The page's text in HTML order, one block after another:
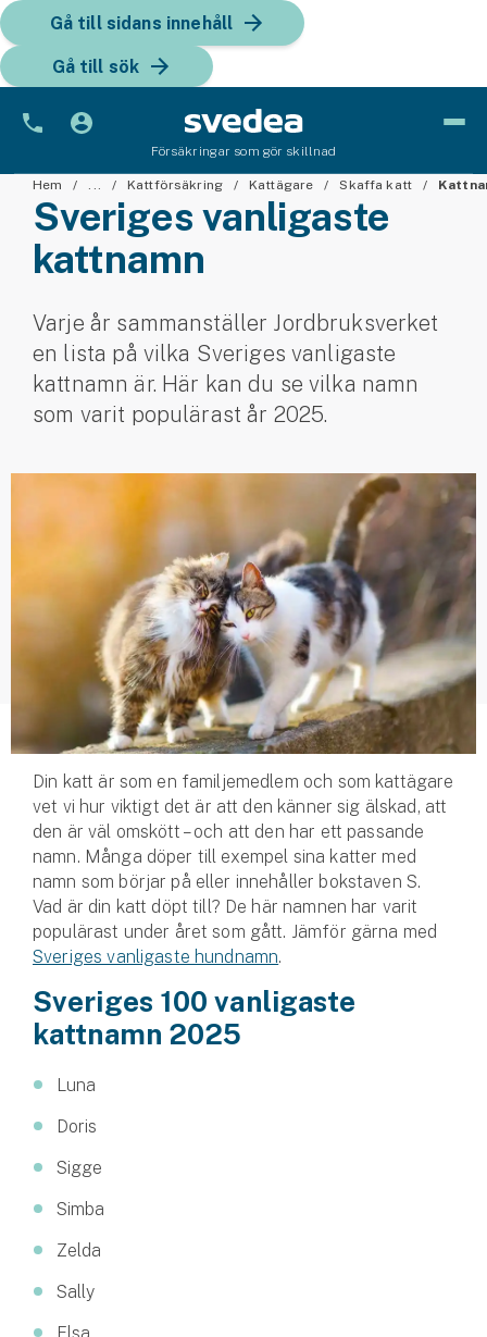
Gå till sidans innehåll
Gå till sök
Försäkringar som gör skillnad
Bil
Fordon
Snöskoterförsäkring
ATV-försäkring
Släpvagnsförsäkring
Husvagnsförsäkring
Mc-försäkring
Märkesförsäkringar
Båtförsäkring
Märkesförsäkringar
Vattenskoterförsäkring
Sportfiskarna
Djur
Jakthundsförsäkring
Kattförsäkring
Hem & hus
Bostadsrättsförsäkring
Hem ... Kattförsäkring Kattägare Skaffa katt
Sveriges vanligaste
kattnamn
Varje år sammanställer Jordbruksverket
en lista på vilka Sveriges vanligaste
kattnamn är. Här kan du se vilka namn
som varit populärast år 2025.
Din katt är som en familjemedlem och som kattägare
vet vi hur viktigt det är att den känner sig älskad, att
den är väl omskött – och att den har ett passande
namn. Många döper till exempel sina katter med
namn som börjar på eller innehåller bokstaven S.
Vad är din katt döpt till? De här namnen har varit
populärast under året som gått. Jämför gärna med
Sveriges vanligaste hundnamn.
Sveriges 100 vanligaste
kattnamn 2025
Luna
Doris
Sigge
Simba
Zelda
Sally
Elsa